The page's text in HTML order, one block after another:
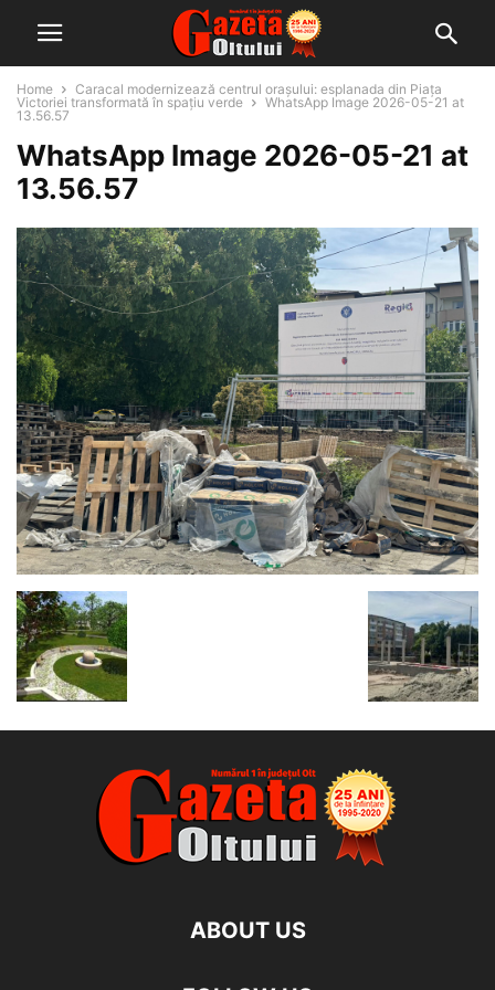
Home
Caracal modernizează centrul orașului: esplanada din Piața
Victoriei transformată în spațiu verde
WhatsApp Image 2026-05-21 at
13.56.57
WhatsApp Image 2026-05-21 at
13.56.57
ABOUT US